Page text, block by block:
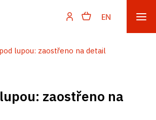
EN
lupou: zaostřeno na detail
zaostřeno na